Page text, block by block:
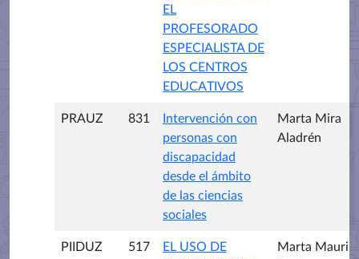
EL
PROFESORADO
ESPECIALISTA DE
LOS CENTROS
EDUCATIVOS
PRAUZ 831
Intervención con
personas con
discapacidad
desde el ámbito
de las ciencias
sociales
Marta Mira
Aladrén
PIIDUZ 517
EL USO DE
Marta Mauri